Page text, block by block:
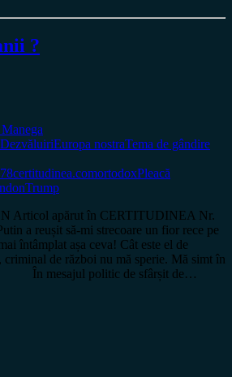
?
DezvăluiriEuropa nostraTema de gândire
certitudinea.comortodoxPleacă
Trump
Articol apărut în CERTITUDINEA Nr.
a reușit să-mi strecoare un fior rece pe
întâmplat așa ceva! Cât este el de
criminal de război nu mă sperie. Mă simt în
În mesajul politic de sfârșit de…